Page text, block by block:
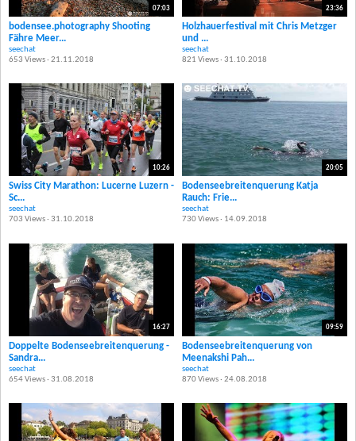
07:03
bodensee.photography Shooting
Fähre Meer...
seechat
653 Views · 21.11.2018
23:36
Holzhauerfestival mit Chris Metzger
und ...
seechat
821 Views · 31.10.2018
10:26
Swiss City Marathon: Lucerne Luzern -
Sc...
seechat
703 Views · 31.10.2018
20:05
Bodenseebreitenquerung Katja
Rauch: Frie...
seechat
730 Views · 14.09.2018
16:27
Doppelte Bodenseebreitenquerung -
Sandra...
seechat
654 Views · 31.08.2018
09:59
Bodenseebreitenquerung von
Meenakshi Pah...
seechat
870 Views · 24.08.2018